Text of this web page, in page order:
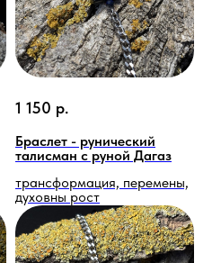
1 150 р.
Браслет - рунический
талисман с руной Дагаз
трансформация, перемены,
духовны рост